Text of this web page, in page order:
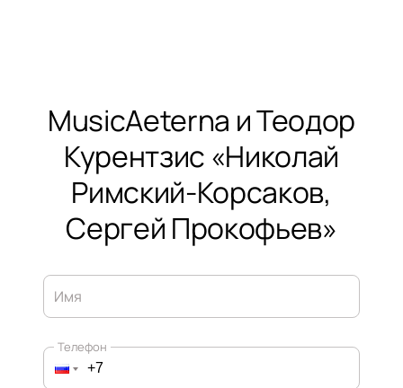
MusicAeterna и Теодор
Курентзис «Николай
Римский-Корсаков,
Сергей Прокофьев»
Имя
Телефон